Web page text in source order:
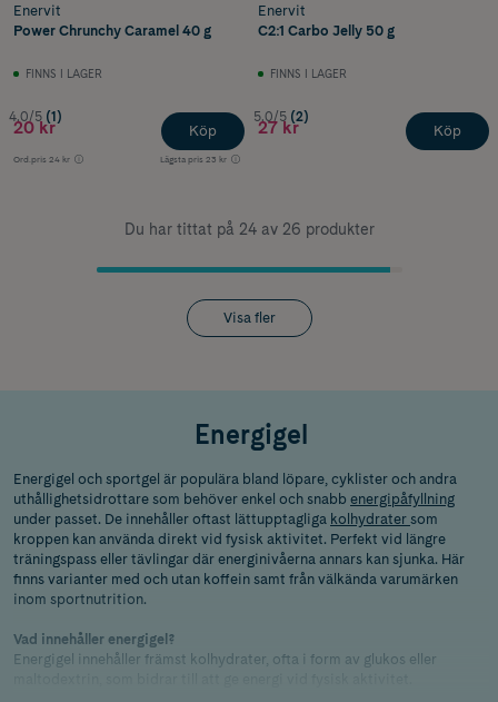
Enervit
Power Chrunchy Caramel 40 g
FINNS I LAGER
4.0/5 (1)
20 kr
Ord.pris 24 kr Lägsta pris 23 kr
Köp
Enervit
C2:1 Carbo Jelly 50 g
FINNS I LAGER
5.0/5 (2)
27 kr Köp
Du har tittat på 24 av 26 produkter
Visa fler
Energigel
Energigel och sportgel är populära bland löpare, cyklister och andra
uthållighetsidrottare som behöver enkel och snabb energipåfyllning
under passet. De innehåller oftast lättupptagliga kolhydrater som
kroppen kan använda direkt vid fysisk aktivitet. Perfekt vid längre
träningspass eller tävlingar där energinivåerna annars kan sjunka. Här
finns varianter med och utan koffein samt från välkända varumärken
inom sportnutrition.
Vad innehåller energigel?
Energigel innehåller främst kolhydrater, ofta i form av glukos eller